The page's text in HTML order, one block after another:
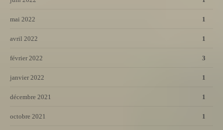
mai 2022 1
avril 2022 1
février 2022 3
janvier 2022 1
décembre 2021 1
octobre 2021 1